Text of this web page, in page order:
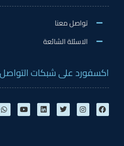
تواصل معنا
الاسئلة الشائعة
اكسفورد على شبكات التواصل